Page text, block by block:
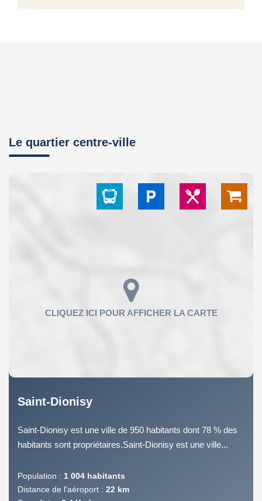
Le quartier centre-ville
Saint-Dionisy
Saint-Dionisy est une ville de 950 habitants dont 78 % des
habitants sont propriétaires.Saint-Dionisy est une ville...
Population : 1 004 habitants
Distance de l'aéroport : 22 km